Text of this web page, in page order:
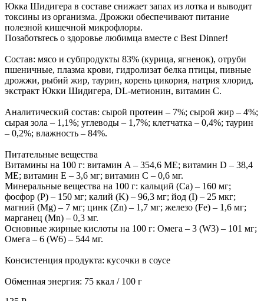
Юкка Шидигера в составе снижает запах из лотка и выводит
токсины из организма. Дрожжи обеспечивают питание
полезной кишечной микрофлоры.
Позаботьтесь о здоровье любимца вместе с Best Dinner!
Состав: мясо и субпродукты 83% (курица, ягненок), отруби
пшеничные, плазма крови, гидролизат белка птицы, пивные
дрожжи, рыбий жир, таурин, корень цикория, натрия хлорид,
экстракт Юкки Шидигера, DL-метионин, витамин С.
Аналитический состав: сырой протеин – 7%; сырой жир – 4%;
сырая зола – 1,1%; углеводы – 1,7%; клетчатка – 0,4%; таурин
– 0,2%; влажность – 84%.
Питательные вещества
Витамины на 100 г: витамин A – 354,6 МЕ; витамин D – 38,4
МЕ; витамин Е – 3,6 мг; витамин С – 0,6 мг.
Минеральные вещества на 100 г: кальций (Ca) – 160 мг;
фосфор (P) – 150 мг; калий (K) – 96,3 мг; йод (I) – 25 мкг;
магний (Mg) – 7 мг; цинк (Zn) – 1,7 мг; железо (Fe) – 1,6 мг;
марганец (Mn) – 0,3 мг.
Основные жирные кислоты на 100 г: Омега – 3 (W3) – 101 мг;
Омега – 6 (W6) – 544 мг.
Консистенция продукта: кусочки в соусе
Обменная энергия: 75 ккал / 100 г